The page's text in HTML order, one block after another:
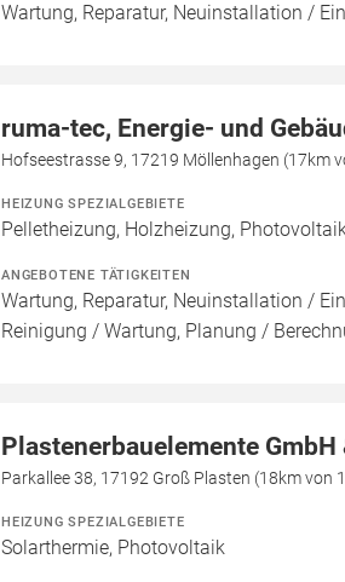
Wartung, Reparatur, Neuinstallation /
ruma-tec, Energie- und
Hofseestrasse 9, 17219 Möllenhagen (17km
HEIZUNG SPEZIALGEBIETE
Pelletheizung, Holzheizung,
ANGEBOTENE TÄTIGKEITEN
Wartung, Reparatur, Neuinstallation /
Reinigung / Wartung, Planung /
Plastenerbauelemente GmbH
Parkallee 38, 17192 Groß Plasten (18km von
HEIZUNG SPEZIALGEBIETE
Solarthermie, Photovoltaik